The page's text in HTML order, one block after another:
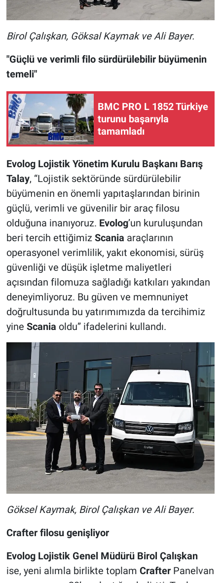
Birol Çalışkan, Göksal Kaymak ve Ali Bayer.
"Güçlü ve verimli filo sürdürülebilir büyümenin
temeli"
BMC PRO L 1852 Türkiye
turunu başarıyla
tamamladı
Evolog Lojistik Yönetim Kurulu Başkanı Barış
Talay, “Lojistik sektöründe sürdürülebilir
büyümenin en önemli yapıtaşlarından birinin
güçlü, verimli ve güvenilir bir araç filosu
olduğuna inanıyoruz. Evolog’un kuruluşundan
beri tercih ettiğimiz Scania araçlarının
operasyonel verimlilik, yakıt ekonomisi, sürüş
güvenliği ve düşük işletme maliyetleri
açısından filomuza sağladığı katkıları yakından
deneyimliyoruz. Bu güven ve memnuniyet
doğrultusunda bu yatırımımızda da tercihimiz
yine Scania oldu” ifadelerini kullandı.
Göksel Kaymak, Birol Çalışkan ve Ali Bayer.
Crafter filosu genişliyor
Evolog Lojistik Genel Müdürü Birol Çalışkan
ise, yeni alımla birlikte toplam CrafterPanelvan